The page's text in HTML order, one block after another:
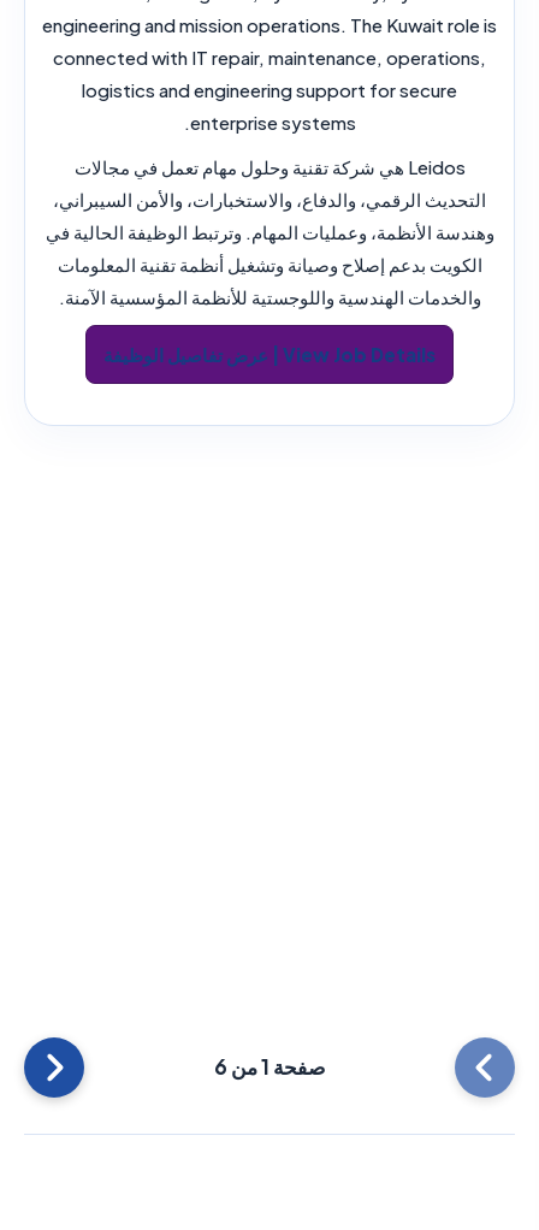
engineering and mission operations. The Kuwait role is
connected with IT repair, maintenance, operations,
logistics and engineering support for secure
enterprise systems.
Leidos هي شركة تقنية وحلول مهام تعمل في مجالات
التحديث الرقمي، والدفاع، والاستخبارات، والأمن السيبراني،
وهندسة الأنظمة، وعمليات المهام. وترتبط الوظيفة الحالية في
الكويت بدعم إصلاح وصيانة وتشغيل أنظمة تقنية المعلومات
والخدمات الهندسية واللوجستية للأنظمة المؤسسية الآمنة.
View Job Details | عرض تفاصيل الوظيفة
صفحة 1 من 6